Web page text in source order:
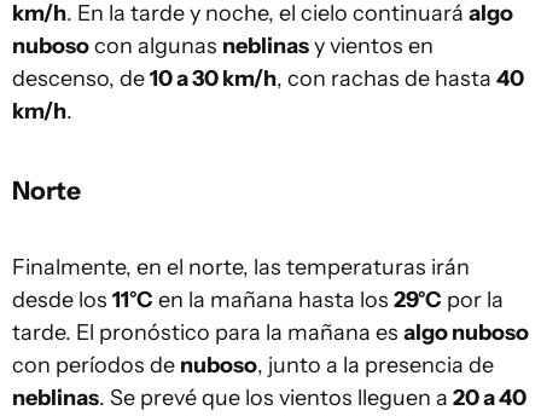
km/h. En la tarde y noche, el cielo continuará algo
nubosocon algunas neblinasy vientos en
descenso, de10 a 30 km/h, con rachas de hasta 40
km/h.
Norte
Finalmente, en el norte, las temperaturas irán
desde los 11°C en la mañana hasta los 29°C por la
tarde. El pronóstico para la mañana es algo nuboso
con períodos de nuboso, junto a la presencia de
neblinas. Se prevé que los vientos lleguen a 20 a 40